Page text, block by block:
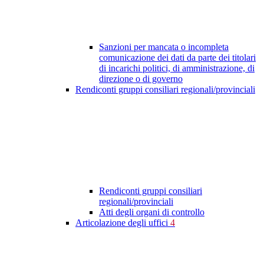
Sanzioni per mancata o incompleta
comunicazione dei dati da parte dei titolari
di incarichi politici, di amministrazione, di
direzione o di governo
Rendiconti gruppi consiliari regionali/provinciali
Rendiconti gruppi consiliari
regionali/provinciali
Atti degli organi di controllo
Articolazione degli uffici 4